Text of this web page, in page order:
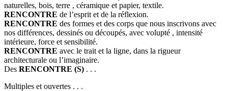
naturelles, bois, terre , céramique et papier, textile.
RENCONTRE de l’esprit et de la réflexion.
RENCONTRE des formes et des corps que nous inscrivons avec
nos différences, dessinés ou découpés, avec volupté , intensité
intérieure, force et sensibilité.
RENCONTRE avec le trait et la ligne, dans la rigueur
architecturale ou l’imaginaire.
Des RENCONTRE (S) . . .
Multiples et ouvertes . . .